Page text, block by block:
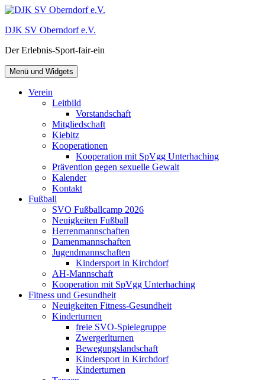
Zum
springen
DJK SV Oberndorf e.V.
Der Erlebnis-Sport-fair-ein
Menü und Widgets
Verein
Leitbild
Vorstandschaft
Mitgliedschaft
Kiebitz
Kooperationen
Kooperation mit SpVgg Unterhaching
Prävention gegen sexuelle Gewalt
Kalender
Kontakt
Fußball
SVO Fußballcamp 2026
Neuigkeiten Fußball
Herrenmannschaften
Damenmannschaften
Jugendmannschaften
Kindersport in Kirchdorf
AH-Mannschaft
Kooperation mit SpVgg Unterhaching
Fitness und Gesundheit
Neuigkeiten Fitness-Gesundheit
Kinderturnen
freie SVO-Spielegruppe
Zwergerlturnen
Bewegungslandschaft
Kindersport in Kirchdorf
Kinderturnen